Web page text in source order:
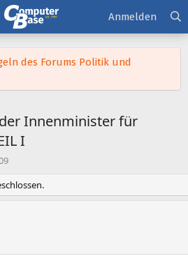
Anmelden
des Forums Politik und
Innenminister für
I